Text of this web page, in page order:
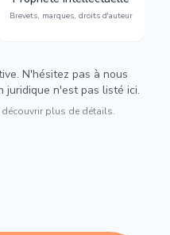
Brevets, marques, droits d'auteur
contrefaçon.
N'hésitez pas à nous
juridique n'est pas listé ici.
plus de détails.